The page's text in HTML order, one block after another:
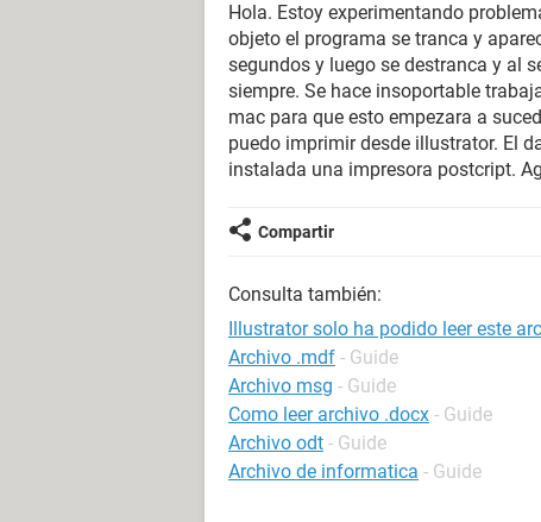
Hola. Estoy experimentando
objeto el programa se tranca y
segundos y luego se destranca y al
siempre. Se hace insoportable
mac para que esto empezara a
puedo imprimir desde illustrator. El
instalada una impresora postcript.
Compartir
Consulta también:
Illustrator solo ha podido leer este
Archivo .mdf - Guide
Archivo msg - Guide
Como leer archivo .docx - Guide
Archivo odt - Guide
Archivo de informatica - Guide